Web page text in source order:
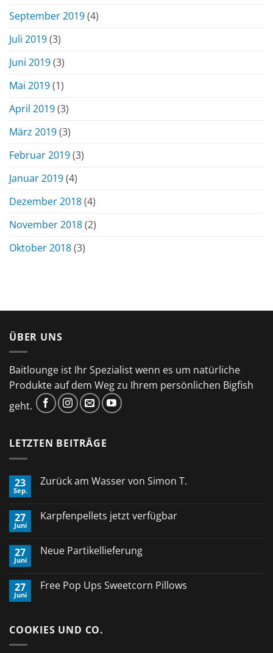
September 2019(4)
Juli 2019(3)
Juni 2019(3)
Mai 2019(1)
April 2019(3)
März 2019(3)
Februar 2019(3)
Januar 2019(4)
Dezember 2018(4)
November 2018(2)
Oktober 2018(3)
ÜBER UNS
Baitlounge ist Ihr Spezialist wenn es um natürliche
Produkte auf dem Weg zu Ihrem persönlichen Bigfish
geht.
LETZTEN BEITRÄGE
23
Sep.
Zurück am Wasser von Simon T.
Zurück
Simon
T.
27
Juni
Karpfenpellets jetzt verfügbar
Karpfenpellets
27
Juni
Neue Partikellieferung
Neue
27
Juni
Free Pop Ups Sweetcorn Pillows
Pop
COOKIES UND CO.